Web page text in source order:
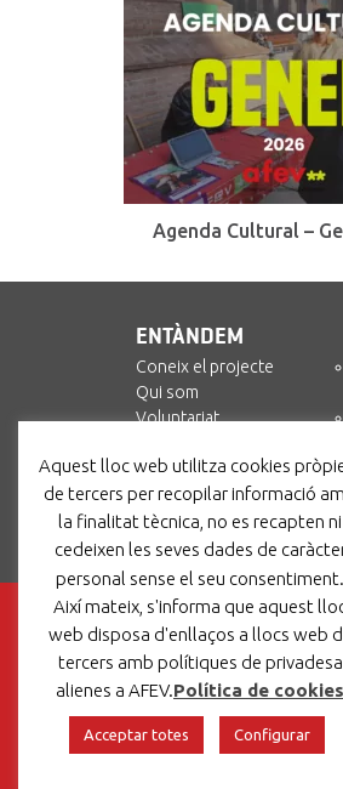
Agenda Cultural –
ENTÀNDEM
Coneix el projecte
Qui som
Voluntariat
enTàndem +
Amics i Circ
Aquest lloc web utilitza cookies
de tercers per recopilar informació
la finalitat tècnica, no es recapten ni
cedeixen les seves dades de
personal sense el seu consentiment.
Així mateix, s'informa que aquest
web disposa d'enllaços a llocs web
tercers amb polítiques de privadesa
alienes a AFEV.Política de cookies
Acceptar totes Configurar